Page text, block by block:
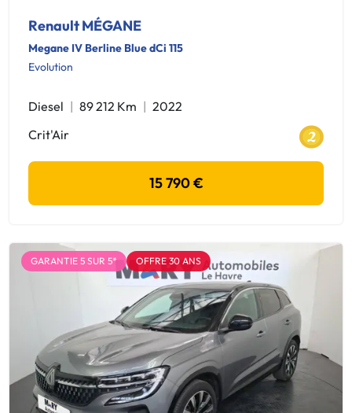
Renault MÉGANE
Megane IV Berline Blue dCi 115
Evolution
Diesel 89 212 Km
2022
Crit'Air
15 790 €
GARANTIE 5 SUR 5* OFFRE 30 ANS